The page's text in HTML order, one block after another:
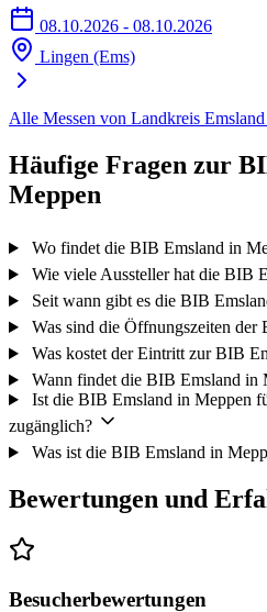
08.10.2026 - 08.10.2026
Lingen (Ems)
Alle Messen von Landkreis Emsland
Häufige Fragen zur
Meppen
Wo findet die BIB Emsland in
Wie viele Aussteller hat die BIB
Seit wann gibt es die BIB
Was sind die Öffnungszeiten
Was kostet der Eintritt zur BIB
Wann findet die BIB Emsland in
Ist die BIB Emsland in Meppen
zugänglich?
Was ist die BIB Emsland in
Bewertungen und
Besucherbewertungen